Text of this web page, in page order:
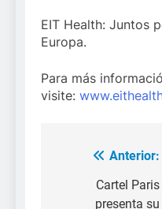
EIT Health: Juntos
Europa.
Para más
visite:
Navegación
Anterior:
Cartel Paris
presenta su